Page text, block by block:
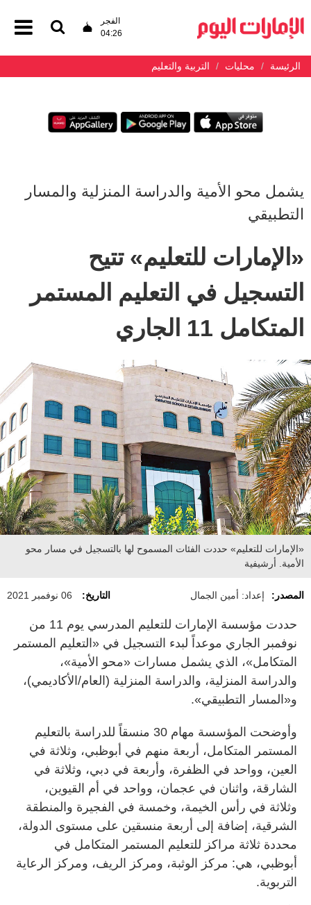
الفجر
04:26
الرئيسة محليات التربية والتعليم
يشمل محو الأمية والدراسة المنزلية والمسار
التطبيقي
«الإمارات للتعليم» تتيح
التسجيل في التعليم المستمر
المتكامل 11 الجاري
«الإمارات للتعليم» حددت الفئات المسموح لها بالتسجيل في مسار محو
الأمية. أرشيفية
المصدر: إعداد: أمين الجمال التاريخ: 06 نوفمبر 2021
حددت مؤسسة الإمارات للتعليم المدرسي يوم 11 من
نوفمبر الجاري موعداً لبدء التسجيل في «التعليم المستمر
المتكامل»، الذي يشمل مسارات «محو الأمية»،
والدراسة المنزلية، والدراسة المنزلية (العام/الأكاديمي)،
و«المسار التطبيقي».
وأوضحت المؤسسة مهام 30 منسقاً للدراسة بالتعليم
المستمر المتكامل، أربعة منهم في أبوظبي، وثلاثة في
العين، وواحد في الظفرة، وأربعة في دبي، وثلاثة في
الشارقة، واثنان في عجمان، وواحد في أم القيوين،
وثلاثة في رأس الخيمة، وخمسة في الفجيرة والمنطقة
الشرقية، إضافة إلى أربعة منسقين على مستوى الدولة،
محددة ثلاثة مراكز للتعليم المستمر المتكامل في
أبوظبي، هي: مركز الوثبة، ومركز الريف، ومركز الرعاية
التربوية.